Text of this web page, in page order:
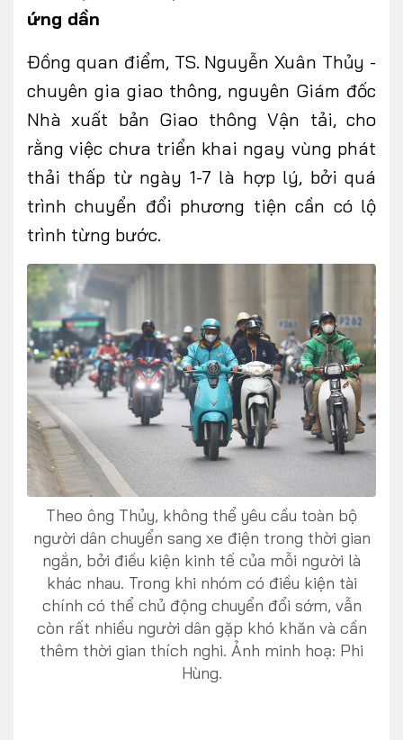
ứng dần
Đồng quan điểm, TS. Nguyễn Xuân Thủy -
chuyên gia giao thông, nguyên Giám đốc
Nhà xuất bản Giao thông Vận tải, cho
rằng việc chưa triển khai ngay vùng phát
thải thấp từ ngày 1-7 là hợp lý, bởi quá
trình chuyển đổi phương tiện cần có lộ
trình từng bước.
Theo ông Thủy, không thể yêu cầu toàn bộ
người dân chuyển sang xe điện trong thời gian
ngắn, bởi điều kiện kinh tế của mỗi người là
khác nhau. Trong khi nhóm có điều kiện tài
chính có thể chủ động chuyển đổi sớm, vẫn
còn rất nhiều người dân gặp khó khăn và cần
thêm thời gian thích nghi. Ảnh minh hoạ: Phi
Hùng.